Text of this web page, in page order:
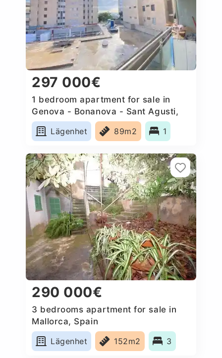
297 000€
1 bedroom apartment for sale in
Genova - Bonanova - Sant Agusti,
Spain
Lägenhet
89m2 1
290 000€
3 bedrooms apartment for sale in
Mallorca, Spain
Lägenhet
152m2 3